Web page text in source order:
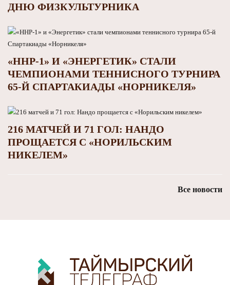
ДНЮ ФИЗКУЛЬТУРНИКА
«ННР-1» И «ЭНЕРГЕТИК» СТАЛИ
ЧЕМПИОНАМИ ТЕННИСНОГО ТУРНИРА
65-Й СПАРТАКИАДЫ «НОРНИКЕЛЯ»
216 МАТЧЕЙ И 71 ГОЛ: НАНДО
ПРОЩАЕТСЯ С «НОРИЛЬСКИМ
НИКЕЛЕМ»
Все новости